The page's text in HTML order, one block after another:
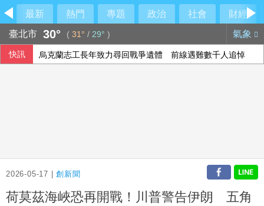
最新 熱門 專題 政治 社會
財經
臺北市 30° ( 31° / 29° ) 氣象
快訊 烏克蘭志工長年致力尋回戰爭遺體 前線遇難數千人追悼
2026-05-17 |創新聞
荷莫茲海峽恐再開戰！川普警告伊朗 五角